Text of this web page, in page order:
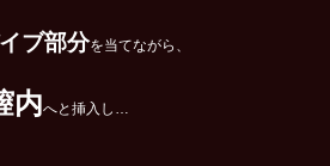
ブ部分を当てながら、
内へと挿入し…